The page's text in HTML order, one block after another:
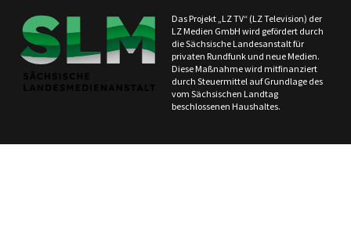
Das Projekt „LZ TV“ (LZ Television) der
LZ Medien GmbH wird gefördert durch
die Sächsische Landesanstalt für
privaten Rundfunk und neue Medien.
Diese Maßnahme wird mitfinanziert
durch Steuermittel auf Grundlage des
vom Sächsischen Landtag
beschlossenen Haushaltes.